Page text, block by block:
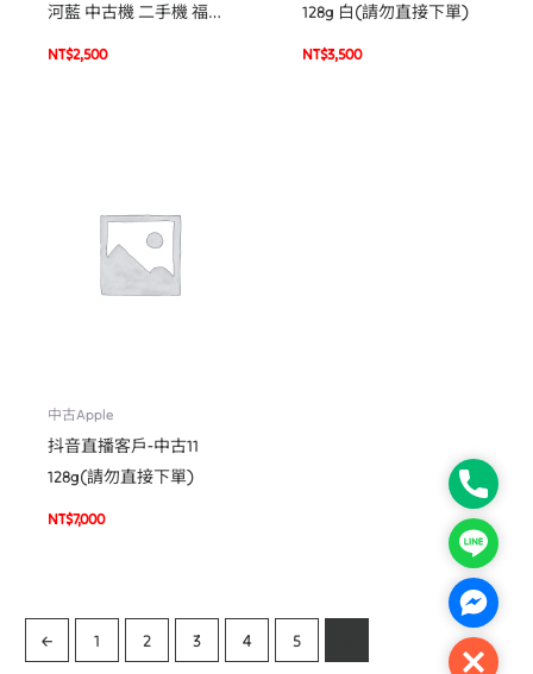
河藍 中古機 二手機 福利
機 #07396
NT$2,500
128g 白(請勿直接下單)
NT$3,500
中古Apple
抖音直播客戶-中古11
128g(請勿直接下單)
NT$7,000
← 1 2 3 4 5
Phone
Line
Close